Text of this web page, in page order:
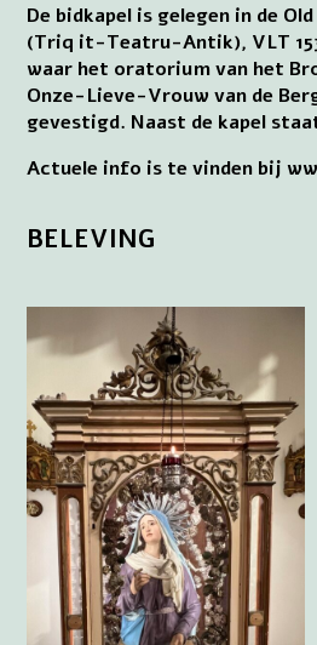
De bidkapel is gelegen in de
(Triq it-Teatru-Antik), VLT
waar het oratorium van het
Onze-Lieve-Vrouw van de
gevestigd. Naast de kapel
Actuele info is te vinden bij
BELEVING